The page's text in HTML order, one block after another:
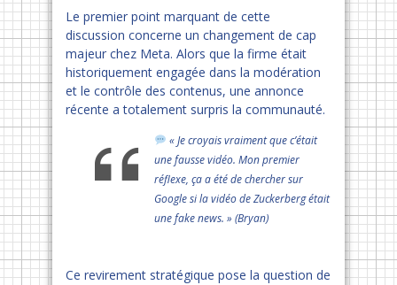
Le premier point marquant de cette
discussion concerne un changement de cap
majeur chez Meta. Alors que la firme était
historiquement engagée dans la modération
et le contrôle des contenus, une annonce
récente a totalement surpris la communauté.
« Je croyais vraiment que c’était
une fausse vidéo. Mon premier
réflexe, ça a été de chercher sur
Google si la vidéo de Zuckerberg était
une fake news. » (Bryan)
Ce revirement stratégique pose la question de